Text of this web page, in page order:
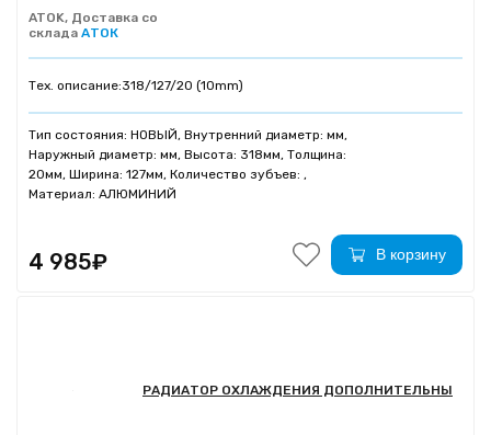
ATOK, Доставка со
склада АТОК
Тех. описание:318/127/20 (10mm)
Тип состояния: НОВЫЙ, Внутренний диаметр: мм,
Наружный диаметр: мм, Высота: 318мм, Толщина:
20мм, Ширина: 127мм, Количество зубъев: ,
Материал: АЛЮМИНИЙ
4 985₽ В корзину
РАДИАТОР ОХЛАЖДЕНИЯ ДОПОЛНИТЕЛЬНЫ